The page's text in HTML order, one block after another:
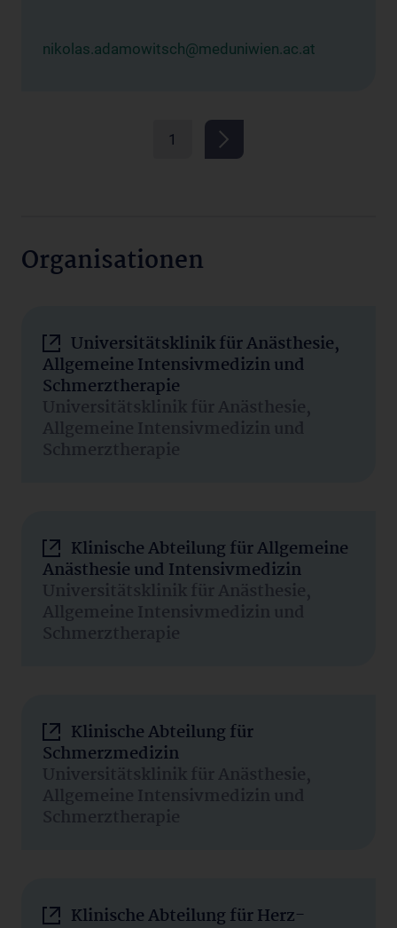
nikolas.adamowitsch@meduniwien.ac.at
1
Organisationen
Universitätsklinik für Anästhesie,
Allgemeine Intensivmedizin und
Schmerztherapie
Universitätsklinik für Anästhesie,
Allgemeine Intensivmedizin und
Schmerztherapie
Klinische Abteilung für Allgemeine
Anästhesie und Intensivmedizin
Universitätsklinik für Anästhesie,
Allgemeine Intensivmedizin und
Schmerztherapie
Klinische Abteilung für
Schmerzmedizin
Universitätsklinik für Anästhesie,
Allgemeine Intensivmedizin und
Schmerztherapie
Klinische Abteilung für Herz-